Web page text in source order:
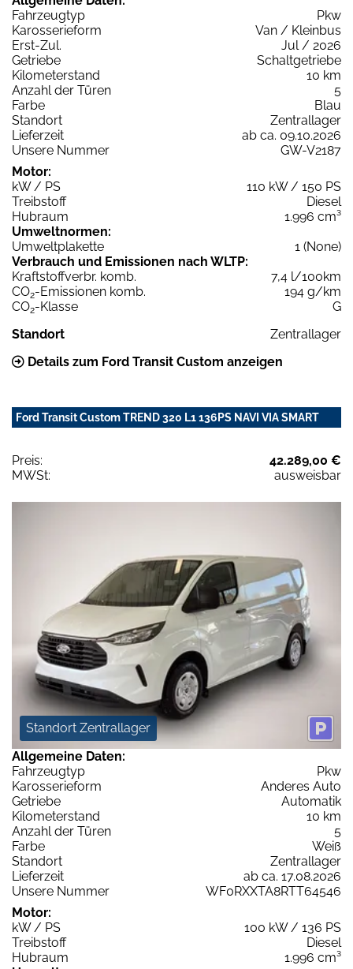
Fahrzeugtyp
Pkw
Karosserieform
Van / Kleinbus
Erst-Zul.
Jul / 2026
Getriebe
Schaltgetriebe
Kilometerstand
10 km
Anzahl der Türen
5
Farbe
Blau
Standort
Zentrallager
Lieferzeit
ab ca. 09.10.2026
Unsere Nummer
GW-V2187
Motor:
kW / PS
110 kW / 150 PS
Treibstoff
Diesel
Hubraum
1.996 cm³
Umweltnormen:
Umweltplakette
1 (None)
Verbrauch und Emissionen nach WLTP:
Kraftstoffverbr. komb.
7,4 l/100km
CO2-Emissionen komb.
194 g/km
CO2-Klasse
G
Standort
Zentrallager
Details zum Ford Transit Custom anzeigen
Ford Transit Custom TREND 320 L1 136PS NAVI VIA SMART
Preis:
42.289,00 €
MWSt:
ausweisbar
Standort Zentrallager
Allgemeine Daten:
Fahrzeugtyp
Pkw
Karosserieform
Anderes Auto
Getriebe
Automatik
Kilometerstand
10 km
Anzahl der Türen
5
Farbe
Weiß
Standort
Zentrallager
Lieferzeit
ab ca. 17.08.2026
Unsere Nummer
WF0RXXTA8RTT64546
Motor:
kW / PS
100 kW / 136 PS
Treibstoff
Diesel
Hubraum
1.996 cm³